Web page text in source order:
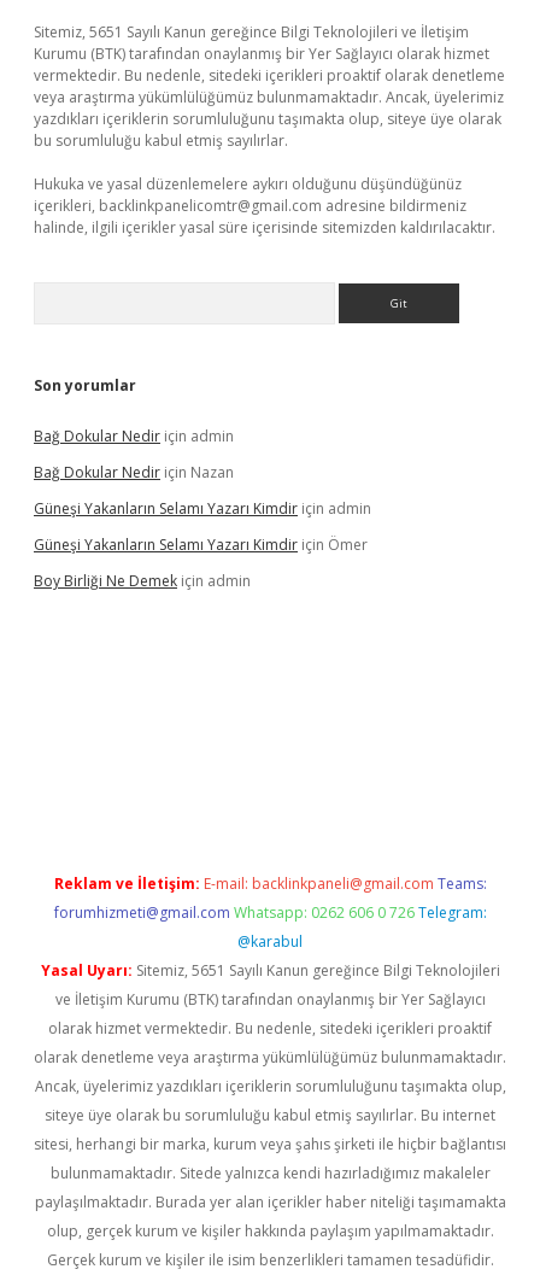
Sitemiz, 5651 Sayılı Kanun gereğince Bilgi Teknolojileri ve İletişim
Kurumu (BTK) tarafından onaylanmış bir Yer Sağlayıcı olarak hizmet
vermektedir. Bu nedenle, sitedeki içerikleri proaktif olarak denetleme
veya araştırma yükümlülüğümüz bulunmamaktadır. Ancak, üyelerimiz
yazdıkları içeriklerin sorumluluğunu taşımakta olup, siteye üye olarak
bu sorumluluğu kabul etmiş sayılırlar.
Hukuka ve yasal düzenlemelere aykırı olduğunu düşündüğünüz
içerikleri, backlinkpanelicomtr@gmail.com adresine bildirmeniz
halinde, ilgili içerikler yasal süre içerisinde sitemizden kaldırılacaktır.
Son yorumlar
Bağ Dokular Nedir için admin
Bağ Dokular Nedir için Nazan
Güneşi Yakanların Selamı Yazarı Kimdir için admin
Güneşi Yakanların Selamı Yazarı Kimdir için Ömer
Boy Birliği Ne Demek için admin
Reklam ve İletişim: E-mail: backlinkpaneli@gmail.com Teams:
forumhizmeti@gmail.com Whatsapp: 0262 606 0 726 Telegram:
@karabul
Yasal Uyarı: Sitemiz, 5651 Sayılı Kanun gereğince Bilgi Teknolojileri
ve İletişim Kurumu (BTK) tarafından onaylanmış bir Yer Sağlayıcı
olarak hizmet vermektedir. Bu nedenle, sitedeki içerikleri proaktif
olarak denetleme veya araştırma yükümlülüğümüz bulunmamaktadır.
Ancak, üyelerimiz yazdıkları içeriklerin sorumluluğunu taşımakta olup,
siteye üye olarak bu sorumluluğu kabul etmiş sayılırlar. Bu internet
sitesi, herhangi bir marka, kurum veya şahıs şirketi ile hiçbir bağlantısı
bulunmamaktadır. Sitede yalnızca kendi hazırladığımız makaleler
paylaşılmaktadır. Burada yer alan içerikler haber niteliği taşımamakta
olup, gerçek kurum ve kişiler hakkında paylaşım yapılmamaktadır.
Gerçek kurum ve kişiler ile isim benzerlikleri tamamen tesadüfidir.